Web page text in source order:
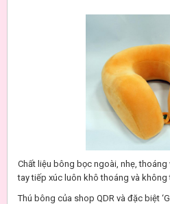
Chất liệu bông bọc ngoài, nhẹ,
tay tiếp xúc luôn khô thoáng và không
Thú bông của shop QDR và đặc biệt